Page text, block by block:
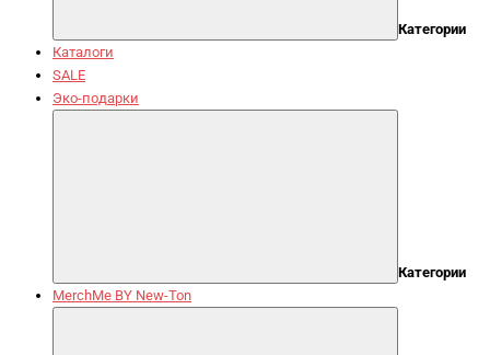
Категории
Каталоги
SALE
Эко-подарки
Категории
MerchMe BY New-Ton